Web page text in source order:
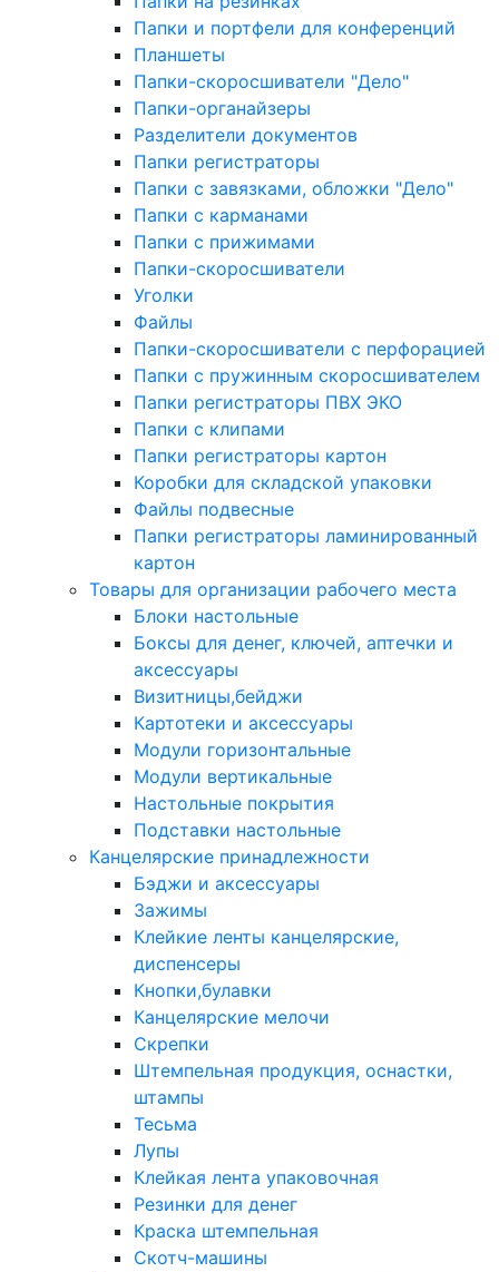
Папки и портфели для конференций
Планшеты
Папки-скоросшиватели "Дело"
Папки-органайзеры
Разделители документов
Папки регистраторы
Папки с завязками, обложки "Дело"
Папки с карманами
Папки с прижимами
Папки-скоросшиватели
Уголки
Файлы
Папки-скоросшиватели с перфорацией
Папки с пружинным скоросшивателем
Папки регистраторы ПВХ ЭКО
Папки с клипами
Папки регистраторы картон
Коробки для складской упаковки
Файлы подвесные
Папки регистраторы ламинированный
картон
Товары для организации рабочего места
Блоки настольные
Боксы для денег, ключей, аптечки и
аксессуары
Визитницы,бейджи
Картотеки и аксессуары
Модули горизонтальные
Модули вертикальные
Настольные покрытия
Подставки настольные
Канцелярские принадлежности
Бэджи и аксессуары
Зажимы
Клейкие ленты канцелярские,
диспенсеры
Кнопки,булавки
Канцелярские мелочи
Скрепки
Штемпельная продукция, оснастки,
штампы
Тесьма
Лупы
Клейкая лента упаковочная
Резинки для денег
Краска штемпельная
Скотч-машины